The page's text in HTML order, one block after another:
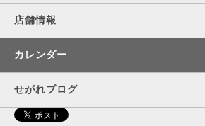
店舗情報
カレンダー
せがれブログ